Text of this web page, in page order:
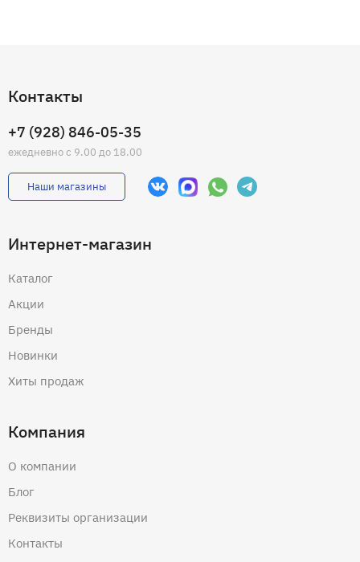
Контакты
+7 (928) 846-05-35
ежедневно с 9.00 до 18.00
Наши магазины
Интернет-магазин
Каталог
Акции
Бренды
Новинки
Хиты продаж
Компания
О компании
Блог
Реквизиты организации
Контакты